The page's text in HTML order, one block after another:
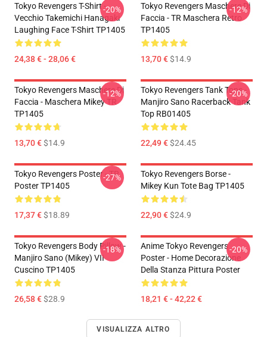
Tokyo Revengers T-Shirt -
Vecchio Takemichi Hanagaki
Laughing Face T-Shirt TP1405
24,38 € - 28,06 €
-20%
Tokyo Revengers Maschere Di
Faccia - TR Maschera Retro
TP1405
13,70 €$14.9
-12%
Tokyo Revengers Maschere Di
Faccia - Maschera Mikey TR
TP1405
13,70 €$14.9
-12%
Tokyo Revengers Tank Tops -
Manjiro Sano Racerback Tank
Top RB01405
22,49 €$24.45
-20%
Tokyo Revengers Poster - TR
Poster TP1405
17,37 €$18.89
-27%
Tokyo Revengers Borse -
Mikey Kun Tote Bag TP1405
22,90 €$24.9
Tokyo Revengers Body Pillow -
Manjiro Sano (Mikey) VII
Cuscino TP1405
26,58 €$28.9
-18%
Anime Tokyo Revengers
Poster - Home Decorazione
Della Stanza Pittura Poster
18,21 € - 42,22 €
-20%
VISUALIZZA ALTRO